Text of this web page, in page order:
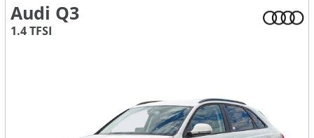
Audi Q3
1.4 TFSI